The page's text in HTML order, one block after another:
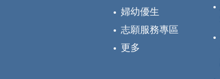
婦幼優生
志願服務專區
更多